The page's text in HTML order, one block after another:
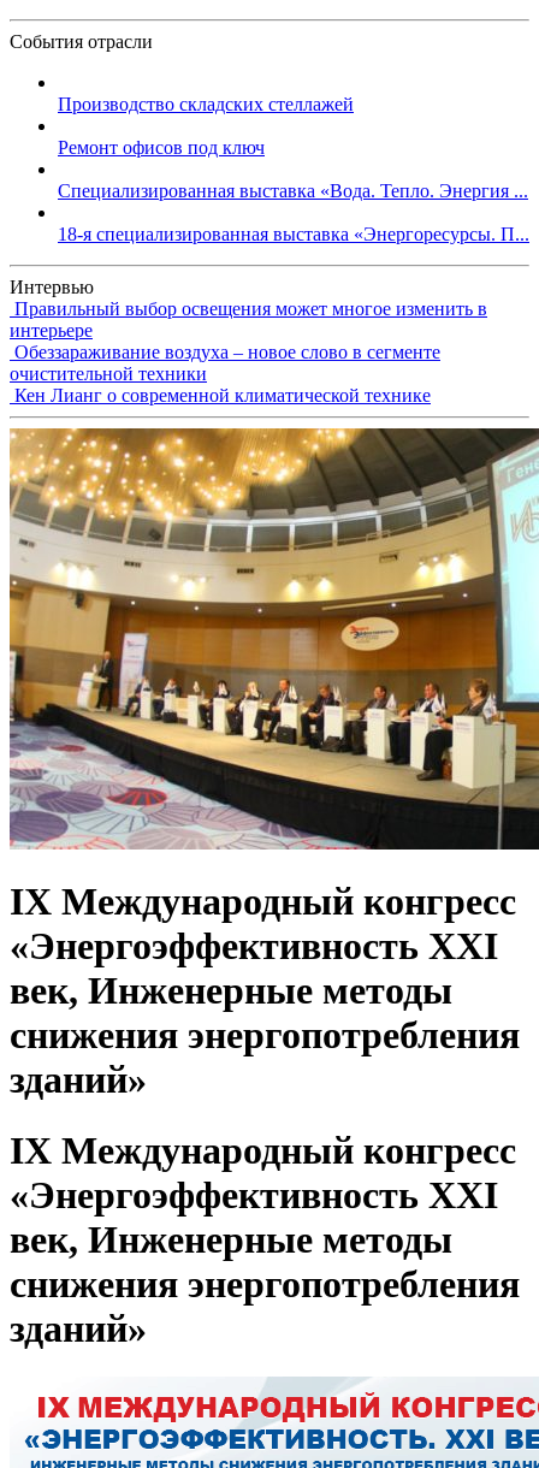
События отрасли
Производство складских стеллажей
Ремонт офисов под ключ
Специализированная выставка «Вода. Тепло. Энергия ...
18-я специализированная выставка «Энергоресурсы. П...
Интервью
Правильный выбор освещения может многое изменить в
интерьере
Обеззараживание воздуха – новое слово в сегменте
очистительной техники
Кен Лианг о современной климатической технике
IX Международный конгресс
«Энергоэффективность XXI
век, Инженерные методы
снижения энергопотребления
зданий»
IX Международный конгресс
«Энергоэффективность XXI
век, Инженерные методы
снижения энергопотребления
зданий»